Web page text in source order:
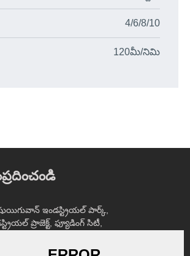
4/6/8/10
120మీ/నిమి
ఇండస్ట్రియల్ పార్క్,
ప్రాజెక్ట్, ఫ్యూడింగ్ సిటీ,
ప్రావిన్స్.